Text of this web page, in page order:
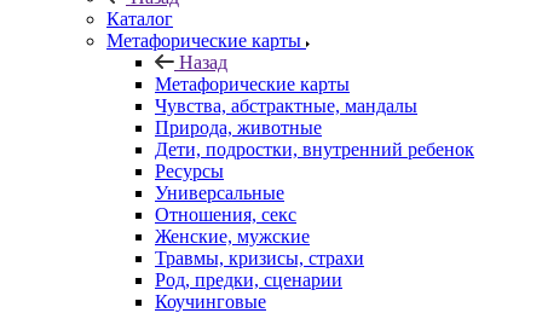
Каталог
Mетафорические карты
Назад
Mетафорические карты
Чувства, абстрактные, мандалы
Природа, животные
Дети, подростки, внутренний ребенок
Ресурсы
Универсальные
Отношения, секс
Женские, мужские
Травмы, кризисы, страхи
Род, предки, сценарии
Коучинговые